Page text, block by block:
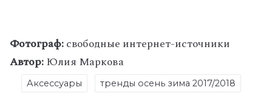
Фотограф:свободные интернет-источники
Автор:Юлия Маркова
Аксессуары тренды осень зима 2017/2018